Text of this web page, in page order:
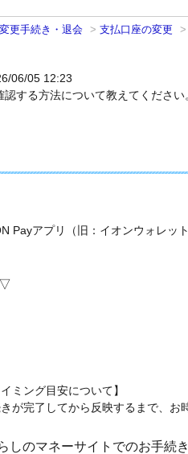
更手続き・退会 > 支払口座の変更
06/05 12:23
する方法について教えてください
Payアプリ（旧：イオンウォレ
▽
ミング目安について】
が完了してから反映するまで、お
しのマネーサイトでのお手続